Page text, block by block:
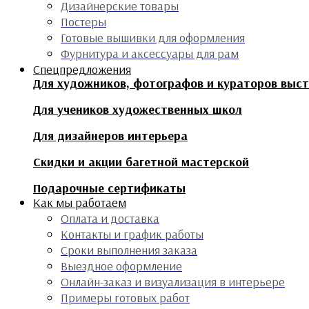
Дизайнерские товары
Постеры
Готовые вышивки для оформления
Фурнитура и аксессуары для рам
Спецпредложения
Для художников, фотографов и кураторов
Для учеников художественных школ
Для дизайнеров интерьера
Скидки и акции багетной мастерской
Подарочные сертификаты
Как мы работаем
Оплата и доставка
Контакты и график работы
Сроки выполнения заказа
Выездное оформление
Онлайн-заказ и визуализация в интерьере
Примеры готовых работ